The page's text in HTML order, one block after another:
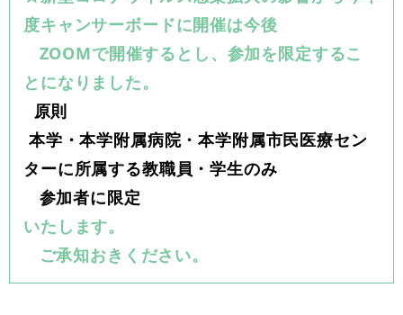
度キャンサーボードに開催は今後
ZOOMで開催するとし、参加を限定するこ
とになりました。
原則
本学・本学附属病院・本学附属市民医療セン
ターに所属する教職員・学生のみ
参加者に限定
いたします。
ご承知おきください。